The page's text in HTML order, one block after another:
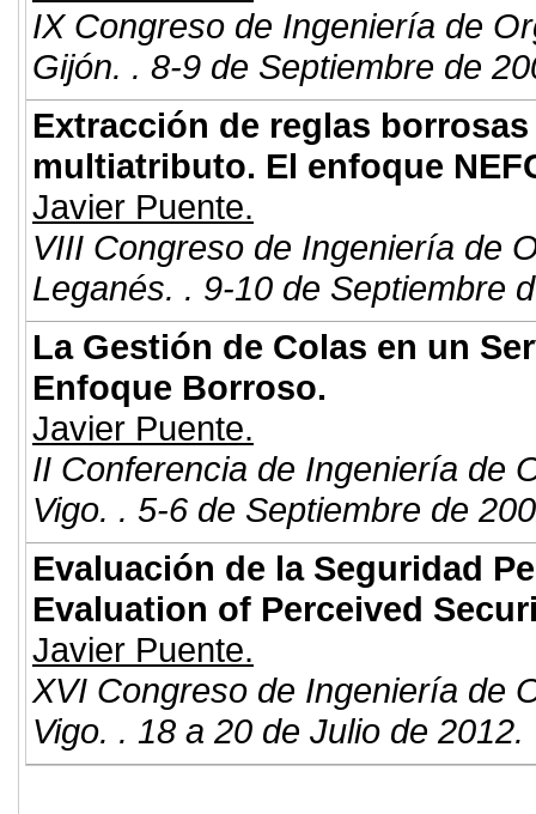
IX Congreso de Ingeniería de
Gijón. . 8-9 de Septiembre de
Extracción de reglas
multiatributo. El enfoque
Javier Puente.
VIII Congreso de Ingeniería de
Leganés. . 9-10 de Septiembre
La Gestión de Colas en un
Enfoque Borroso.
Javier Puente.
II Conferencia de Ingeniería de
Vigo. . 5-6 de Septiembre de
Evaluación de la Seguridad
Evaluation of Perceived
Javier Puente.
XVI Congreso de Ingeniería de
Vigo. . 18 a 20 de Julio de 2012.